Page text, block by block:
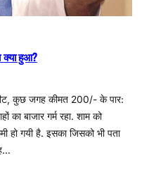
क्या हुआ?
कुछ जगह कीमत 200/- के पार:
का बाजार गर्म रहा. शाम को
गयी है. इसका जिसको भी पता